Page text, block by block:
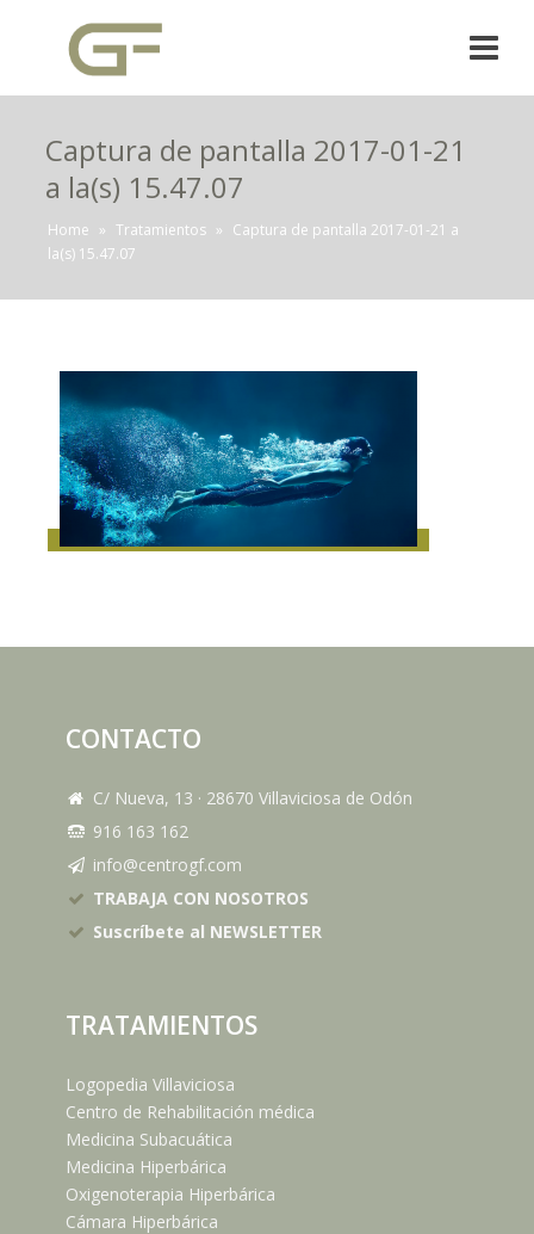
Captura de pantalla 2017-01-21
a la(s) 15.47.07
Home » Tratamientos » Captura de pantalla 2017-01-21 a
la(s) 15.47.07
CONTACTO
C/ Nueva, 13 · 28670 Villaviciosa de Odón
916 163 162
info@centrogf.com
TRABAJA CON NOSOTROS
Suscríbete al NEWSLETTER
TRATAMIENTOS
Logopedia Villaviciosa
Centro de Rehabilitación médica
Medicina Subacuática
Medicina Hiperbárica
Oxigenoterapia Hiperbárica
Cámara Hiperbárica